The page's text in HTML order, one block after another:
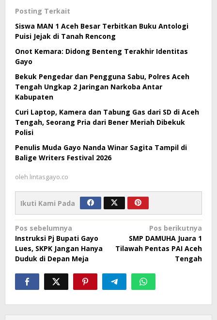
Posting Terkait
Siswa MAN 1 Aceh Besar Terbitkan Buku Antologi
Puisi Jejak di Tanah Rencong
Onot Kemara: Didong Benteng Terakhir Identitas
Gayo
Bekuk Pengedar dan Pengguna Sabu, Polres Aceh
Tengah Ungkap 2 Jaringan Narkoba Antar
Kabupaten
Curi Laptop, Kamera dan Tabung Gas dari SD di Aceh
Tengah, Seorang Pria dari Bener Meriah Dibekuk
Polisi
Penulis Muda Gayo Nanda Winar Sagita Tampil di
Balige Writers Festival 2026
oleh lintasgayo.co
Ikuti Kami Pada
Navigasi
pos
Pos sebelumnya
Instruksi Pj Bupati Gayo
Lues, SKPK Jangan Hanya
Duduk di Depan Meja
Pos berikutnya
SMP DAMUHA Juara 1
Tilawah Pentas PAI Aceh
Tengah